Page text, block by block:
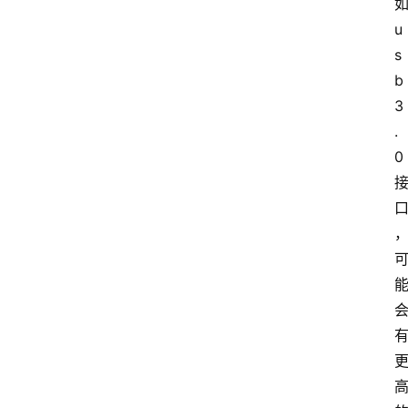
如
u
s
b
3
.
0
接
口
，
可
能
会
有
更
高